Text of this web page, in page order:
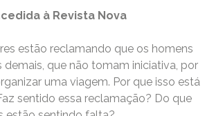
à Revista Nova
estão reclamando que os homens
demais, que não tomam iniciativa, por
uma viagem. Por que isso está
sentido essa reclamação? Do que